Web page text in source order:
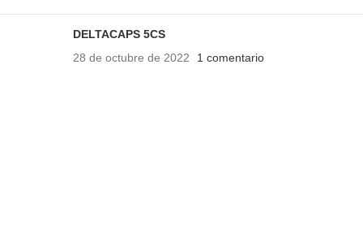
DELTACAPS 5CS
28 de octubre de 2022
1 comentario